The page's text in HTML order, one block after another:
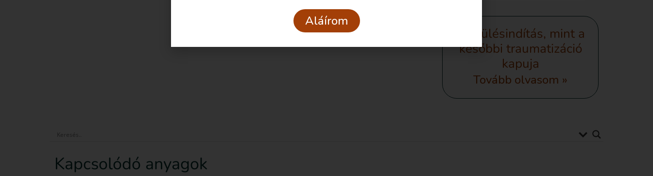
A szülésindítás, mint a
későbbi traumatizáció
kapuja
Tovább olvasom »
Kapcsolódó anyagok
Aláírom